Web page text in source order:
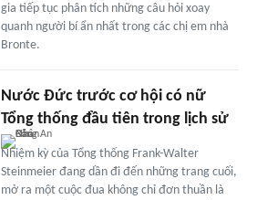
gia tiếp tục phân tích những câu hỏi xoay
quanh người bí ẩn nhất trong các chị em nhà
Bronte.
Nước Đức trước cơ hội có nữ
Tổng thống đầu tiên trong lịch sử
Nhiệm kỳ của Tổng thống Frank-Walter
Steinmeier đang dần đi đến những trang cuối,
mở ra một cuộc đua không chỉ đơn thuần là